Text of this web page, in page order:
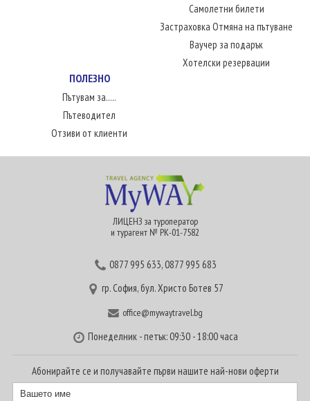
Самолетни билети
Застраховка Отмяна на пътуване
Ваучер за подарък
Хотелски резервации
ПОЛЕЗНО
Пътувам за.....
Пътеводител
Отзиви от клиенти
ЛИЦЕНЗ за туроператор
и турагент № РК-01-7582
0877 995 633,0877 995 683
гр. София, бул. Христо Ботев 57
office@mywaytravel.bg
Понеделник - петък: 09:30 - 18:00 часа
Абонирайте се и получавайте първи нашите най-нови оферти